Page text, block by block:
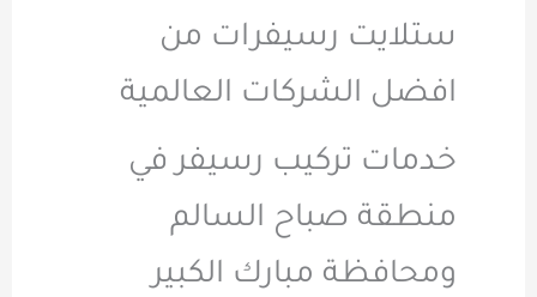
ستلايت رسيفرات من
افضل الشركات العالمية
خدمات تركيب رسيفر في
منطقة صباح السالم
ومحافظة مبارك الكبير